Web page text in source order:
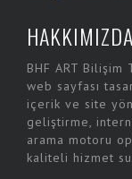
HAKKIMIZDA
BHF ART
web sayfası
içerik ve site
geliştirme,
arama motoru
kaliteli hizmet